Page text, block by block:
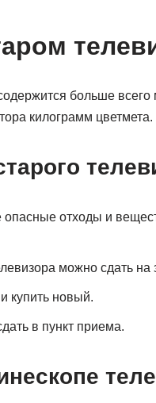
больше
килограмм
отходы и
можно сдать на
купить новый.
в пункт приема.